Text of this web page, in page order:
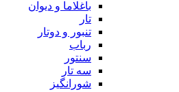
باغلاما و دیوان
تار
تنبور و دوتار
رباب
سنتور
سه تار
شورانگیز